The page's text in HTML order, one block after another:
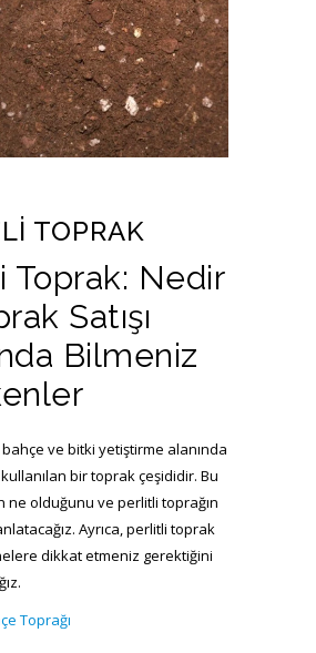
TOPRAK
Toprak: Nedir
Satışı
Bilmeniz
ve bitki yetiştirme alanında
bir toprak çeşididir. Bu
ne olduğunu ve perlitli toprağın
Ayrıca, perlitli toprak
dikkat etmeniz gerektiğini
Toprağı